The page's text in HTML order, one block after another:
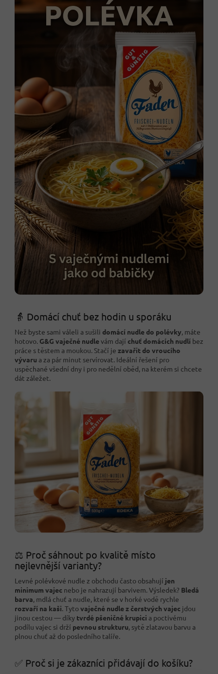
👵 Domácí chuť bez hodin u sporáku
Než byste sami váleli a sušili domácí nudle do polévky, máte
hotovo. G&G vaječné nudlevám dají chuť domácích nudlí bez
práce s těstem a moukou. Stačí je zavařit do vroucího
vývaru a za pár minut servírovat. Ideální řešení pro
uspěchané všední dny i pro nedělní oběd, na kterém si chcete
dát záležet.
⚖️ Proč sáhnout po kvalitě místo
nejlevnější varianty?
Levné polévkové nudle z obchodu často obsahují jen
minimum vajec nebo je nahrazují barvivem. Výsledek? Bledá
barva, mdlá chuť a nudle, které se v horké vodě rychle
rozvaří na kaši. Tytovaječné nudle z čerstvých vajec jdou
jinou cestou — díky tvrdé pšeničné krupici a poctivému
podílu vajec si drží pevnou strukturu, sytě zlatavou barvu a
plnou chuť až do posledního talíře.
✅ Proč si je zákazníci přidávají do košíku?